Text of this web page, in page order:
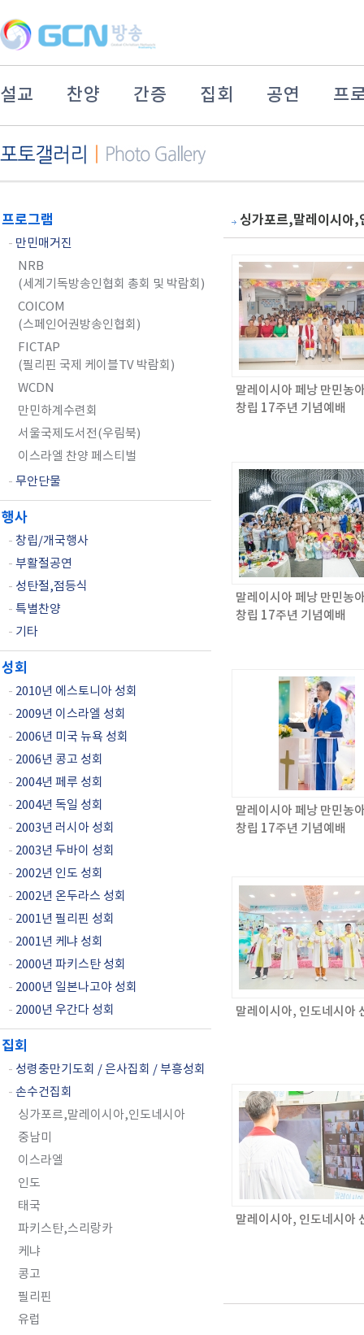
설교 찬양 간증 집회 공연 프
프로그램
- 만민매거진
NRB
(세계기독방송인협회 총회 및 박람회)
COICOM
(스페인어권방송인협회)
FICTAP
(필리핀 국제 케이블TV 박람회)
WCDN
만민하계수련회
서울국제도서전(우림북)
이스라엘 찬양 페스티벌
- 무안단물
행사
- 창립/개국행사
- 부활절공연
- 성탄절,점등식
- 특별찬양
- 기타
성회
- 2010년 에스토니아 성회
- 2009년 이스라엘 성회
- 2006년 미국 뉴욕 성회
- 2006년 콩고 성회
- 2004년 페루 성회
- 2004년 독일 성회
- 2003년 러시아 성회
- 2003년 두바이 성회
- 2002년 인도 성회
- 2002년 온두라스 성회
- 2001년 필리핀 성회
- 2001년 케냐 성회
- 2000년 파키스탄 성회
- 2000년 일본나고야 성회
- 2000년 우간다 성회
집회
- 성령충만기도회 / 은사집회 / 부흥성회
- 손수건집회
싱가포르,말레이시아,인도네시아
중남미
이스라엘
인도
태국
파키스탄,스리랑카
케냐
콩고
필리핀
유럽
싱가포르,말레이시아,
말레이시아 페낭 만민농
창립 17주년 기념예배
말레이시아 페낭 만민농
창립 17주년 기념예배
말레이시아 페낭 만민농
창립 17주년 기념예배
말레이시아, 인도네시아
말레이시아, 인도네시아